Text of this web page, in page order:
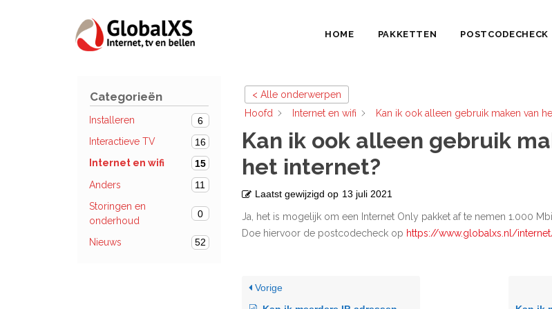
HOME PAKKETTEN POSTCODECHECK
Categorieën
Installeren
6
Interactieve TV
16
Internet en wifi
15
Anders
11
Storingen en
onderhoud
0
Nieuws 52
< Alle onderwerpen
Hoofd
Internet en wifi Kan ik ook alleen gebruik maken van
Kan ik ook alleen gebruik
het internet?
Laatst gewijzigd op 13 juli 2021
Ja, het is mogelijk om een Internet Only pakket af te nemen 1.000
Doe hiervoor de postcodecheck op https://www.globalxs.nl/
Vorige